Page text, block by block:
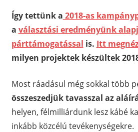
Így tettünk a 2018-as
a választási eredményünk
párttámogatással is. Itt
milyen projektek készültek
Most ráadásul még sokkal több
összeszedjük tavasszal az
helyen, félmilliárdunk lesz kábé
inkább közcélú tevékenységekre.